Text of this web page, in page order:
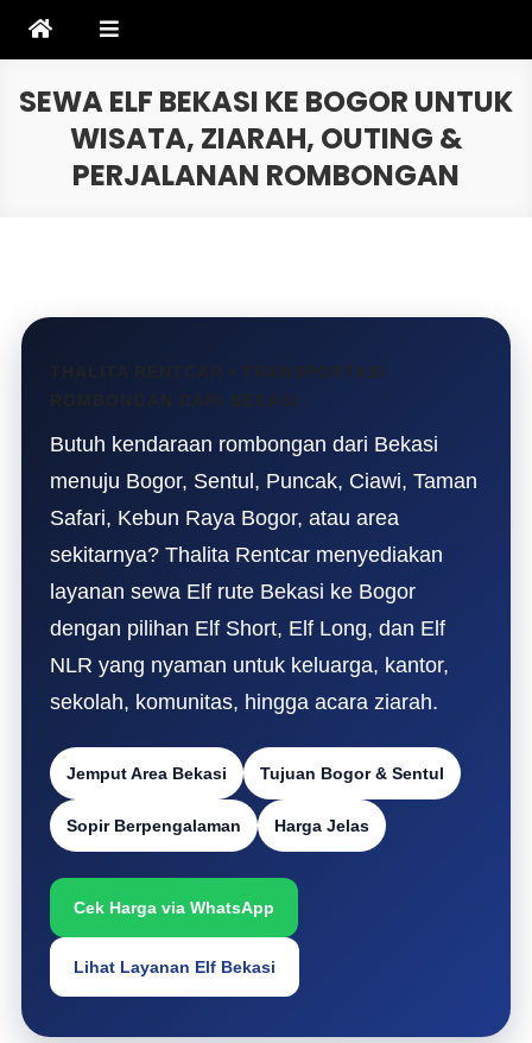
SEWA ELF BEKASI KE BOGOR UNTUK
WISATA, ZIARAH, OUTING &
PERJALANAN ROMBONGAN
THALITA RENTCAR • TRANSPORTASI
ROMBONGAN DARI BEKASI
Butuh kendaraan rombongan dari Bekasi
menuju Bogor, Sentul, Puncak, Ciawi, Taman
Safari, Kebun Raya Bogor, atau area
sekitarnya? Thalita Rentcar menyediakan
layanan sewa Elf rute Bekasi ke Bogor
dengan pilihan Elf Short, Elf Long, dan Elf
NLR yang nyaman untuk keluarga, kantor,
sekolah, komunitas, hingga acara ziarah.
Jemput Area Bekasi Tujuan Bogor & Sentul
Sopir Berpengalaman Harga Jelas
Cek Harga via WhatsApp
Lihat Layanan Elf Bekasi